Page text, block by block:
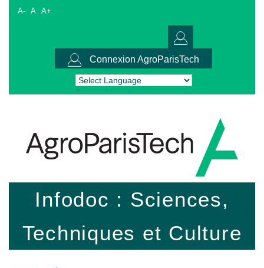
A- A A+
Connexion AgroParisTech
Powered by Translate
Infodoc : Sciences,
Techniques et Culture